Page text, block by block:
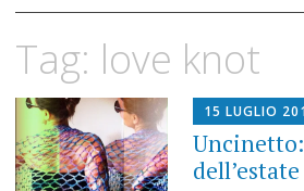
content
Tag: love knot
15 LUGLIO